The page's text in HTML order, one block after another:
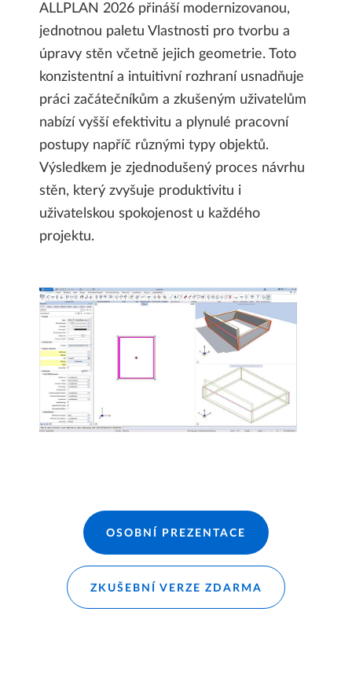
ALLPLAN 2026 přináší modernizovanou,
jednotnou paletu Vlastnosti pro tvorbu a
úpravy stěn včetně jejich geometrie. Toto
konzistentní a intuitivní rozhraní usnadňuje
práci začátečníkům a zkušeným uživatelům
nabízí vyšší efektivitu a plynulé pracovní
postupy napříč různými typy objektů.
Výsledkem je zjednodušený proces návrhu
stěn, který zvyšuje produktivitu i
uživatelskou spokojenost u každého
projektu.
OSOBNÍ PREZENTACE
ZKUŠEBNÍ VERZE ZDARMA